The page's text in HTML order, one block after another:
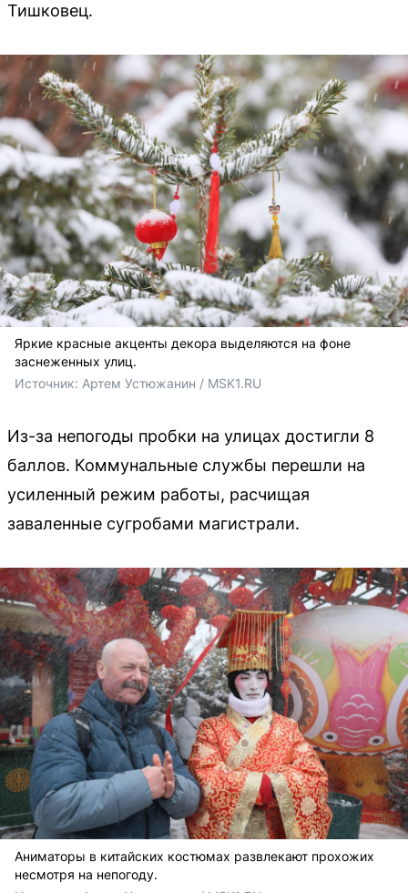
Тишковец.
Яркие красные акценты декора выделяются на фоне
заснеженных улиц.
Источник: Артем Устюжанин / MSK1.RU
Из-за непогоды пробки на улицах достигли 8
баллов. Коммунальные службы перешли на
усиленный режим работы, расчищая
заваленные сугробами магистрали.
Аниматоры в китайских костюмах развлекают прохожих
несмотря на непогоду.